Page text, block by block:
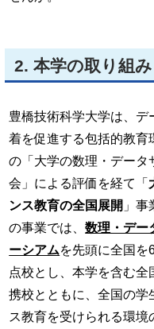
2. 本学の取り組み
豊橋技術科学大学は、デ
着を促進する包括的教育
の「大学の数理・データ
会」による評価を経て「
ンス教育の全国展開 」
の事業では、数理・デー
ーシアムを先頭に全国を
点校とし、本学を含む
携校とともに、全国の学
ス教育を受けられる環